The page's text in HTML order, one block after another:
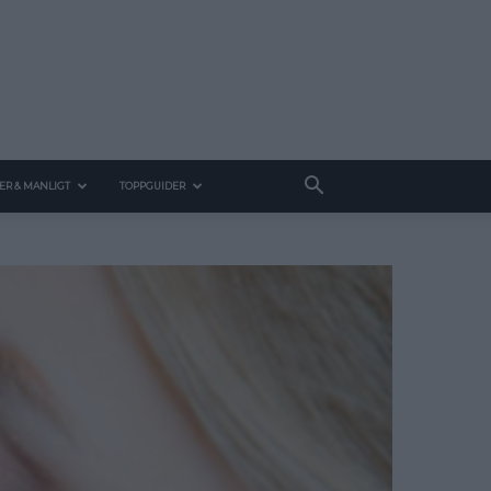
& MANLIGT TOPPGUIDER